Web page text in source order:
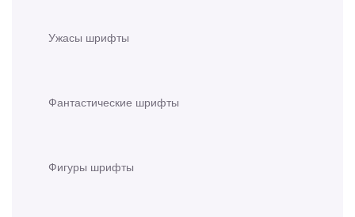
Ужасы шрифты
Фантастические шрифты
Фигуры шрифты